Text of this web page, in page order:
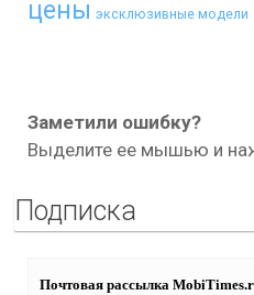
цены эксклюзивные модели
Заметили ошибку?
Выделите ее мышью и
Подписка
Почтовая рассылка